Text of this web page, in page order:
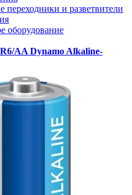
переходники и разветвители
оборудование
AA Dynamo Alkaline-